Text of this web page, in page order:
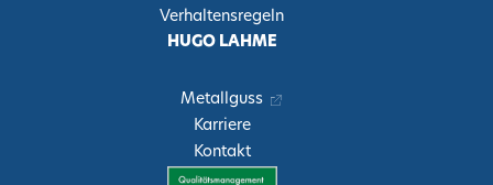
Verhaltensregeln
HUGO LAHME
Metallguss
Karriere
Kontakt